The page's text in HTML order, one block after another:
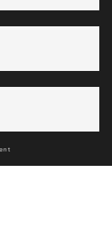
tijdens
09:00 uur weer